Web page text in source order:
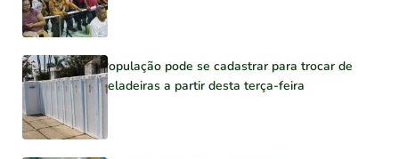
População pode se cadastrar para trocar de
geladeiras a partir desta terça-feira